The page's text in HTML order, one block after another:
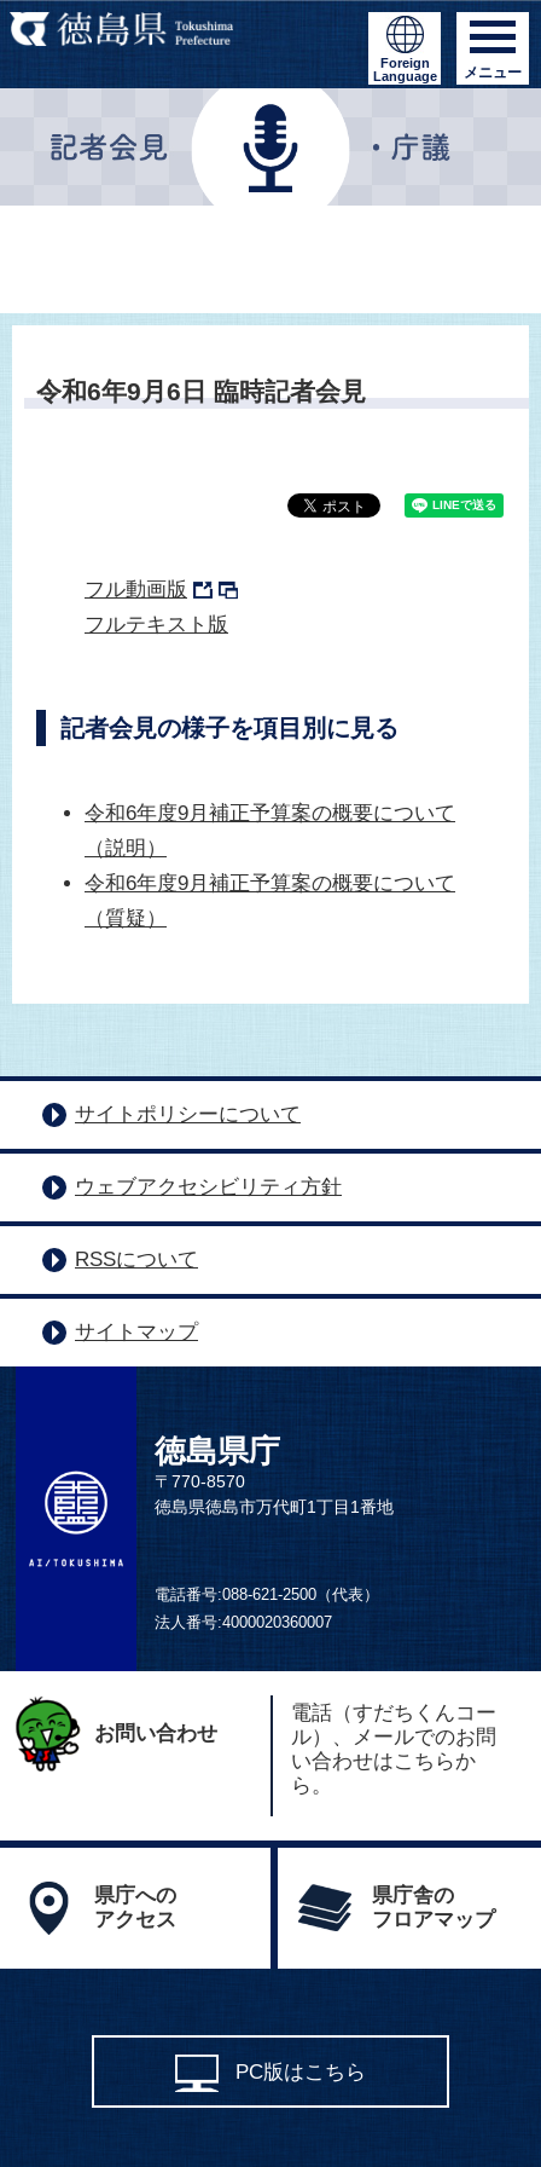
Foreign
Language
メニュー
令和6年9月6日 臨時記者会見
フル動画版
フルテキスト版
記者会見の様子を項目別に見る
令和6年度9月補正予算案の概要について
（説明）
令和6年度9月補正予算案の概要について
（質疑）
サイトポリシーについて
ウェブアクセシビリティ方針
RSSについて
サイトマップ
徳島県庁
〒770-8570
徳島県徳島市万代町1丁目1番地
電話番号:088-621-2500（代表）
法人番号:4000020360007
お問い合わせ
電話（すだちくんコー
ル）、メールでのお問
い合わせはこちらか
ら。
県庁への
アクセス
県庁舎の
フロアマップ
PC版はこちら